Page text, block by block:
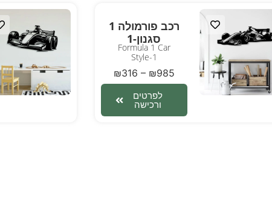
רכב פורמולה 1
סגנון-1
Formula 1 Car
Style-1
₪316 – ₪985
לפרטים
ורכישה